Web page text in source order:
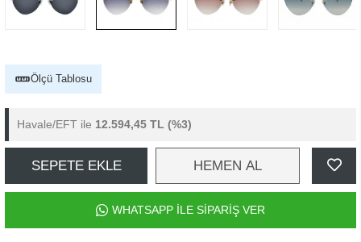
Ölçü Tablosu
Havale/EFT ile 12.594,45 TL (%3)
SEPETE EKLE HEMEN AL
WHATSAPP İLE SİPARİŞ VER